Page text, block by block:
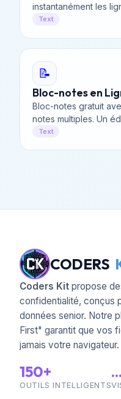
instantanément les
Text
📝
Bloc-notes en
Bloc-notes gratuit
notes multiples. Un
respecte votre vie
Text
CODERS
Coders Kit propose
confidentialité, conçus
données senior. Notre
First" garantit que vos
jamais votre navigateur.
150+
OUTILS INTELLIGENTS
...